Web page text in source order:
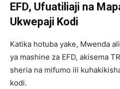
EFD, Ufuatiliaji na
Ukwepaji Kodi
Katika hotuba yake, Mwenda
ya mashine za EFD, akisema
sheria na mifumo ili
kodi.